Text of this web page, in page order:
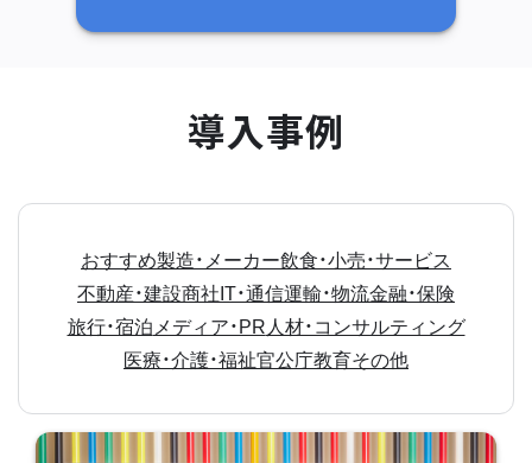
導入事例
おすすめ製造・メーカー飲食・小売・サービス
不動産・建設商社IT・通信運輸・物流金融・保険
旅行・宿泊 メディア・PR人材・コンサルティング
医療・介護・福祉官公庁教育その他